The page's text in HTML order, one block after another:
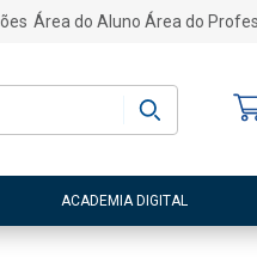
Área do Aluno Área do
ACADEMIA DIGITAL